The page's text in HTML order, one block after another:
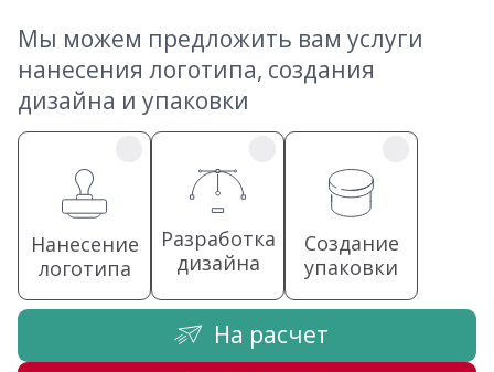
Мы можем предложить вам услуги
нанесения логотипа, создания
дизайна и упаковки
Нанесение
логотипа
Разработка
дизайна
Создание
упаковки
На расчет